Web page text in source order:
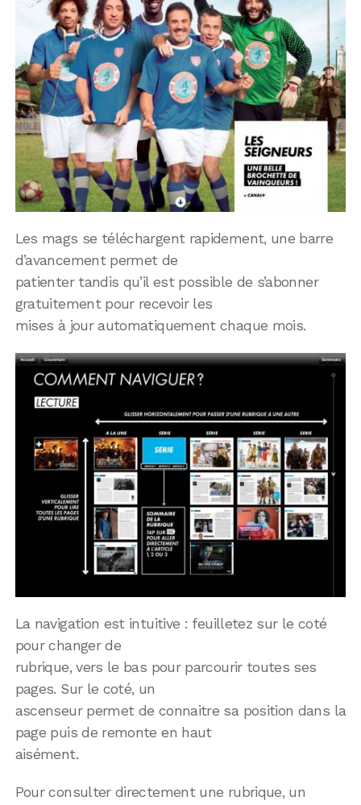
Les mags se téléchargent rapidement, une barre
d’avancement permet de
patienter tandis qu’il est possible de s’abonner
gratuitement pour recevoir les
mises à jour automatiquement chaque mois.
La navigation est intuitive : feuilletez sur le coté
pour changer de
rubrique, vers le bas pour parcourir toutes ses
pages. Sur le coté, un
ascenseur permet de connaitre sa position dans la
page puis de remonte en haut
aisément.
Pour consulter directement une rubrique, un